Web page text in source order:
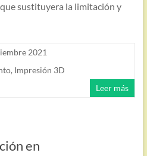
sustituyera la limitación y
2021
, Impresión 3D
Leer más
en